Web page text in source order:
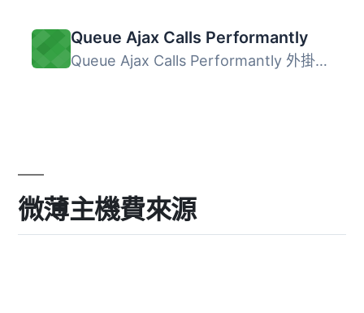
Queue Ajax Calls Performantly
Queue Ajax Calls Performantly 外掛提供了一種有效的方式來...
微薄主機費來源